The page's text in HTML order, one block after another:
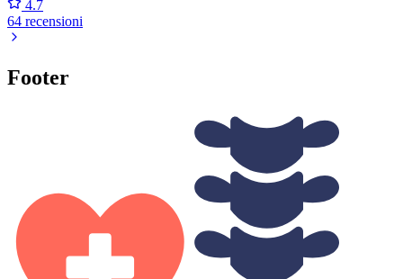
4.7
64 recensioni
Footer